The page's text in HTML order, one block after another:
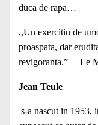
duca de rapa…
,,Un exercitiu de
proaspata, dar
revigoranta.” Le
Jean Teule
s-a nascut in 1953,